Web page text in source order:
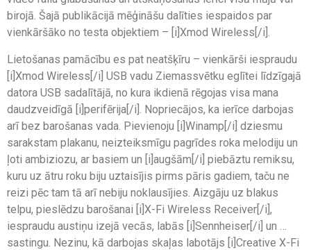
birojā. Šajā publikācijā mēģināšu dalīties iespaidos par
vienkāršāko no testa objektiem – [i]Xmod Wireless[/i].
Lietošanas pamācību es pat neatšķīru – vienkārši iespraudu
[i]Xmod Wireless[/i] USB vadu Ziemassvētku eglītei līdzīgajā
datora USB sadalītājā, no kura ikdienā rēgojas visa mana
daudzveidīgā [i]perifērija[/i]. Nopriecājos, ka ierīce darbojas
arī bez barošanas vada. Pievienoju [i]Winamp[/i] dziesmu
sarakstam plakanu, neizteiksmīgu pagrīdes roka melodiju un
ļoti ambiziozu, ar basiem un [i]augšām[/i] piebāztu remiksu,
kuru uz ātru roku biju uztaisījis pirms pāris gadiem, taču ne
reizi pēc tam tā arī nebiju noklausījies. Aizgāju uz blakus
telpu, pieslēdzu barošanai [i]X-Fi Wireless Receiver[/i],
iespraudu austiņu izejā vecās, labās [i]Sennheiser[/i] un …
sastingu. Nezinu, kā darbojas skaļas labotājs [i]Creative X-Fi